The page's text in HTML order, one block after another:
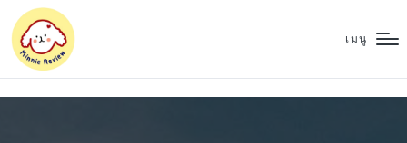
เมนู